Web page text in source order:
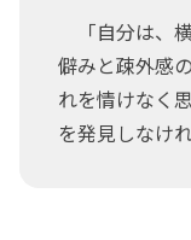
「自分は、
僻みと疎外感
れを情けなく
を発見しなけれ